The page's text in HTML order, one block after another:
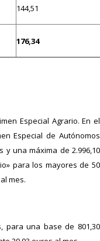
144,51
176,34
Especial Agrario. En el
Especial de Autónomos
y una máxima de 2.996,10
para los mayores de 50
mes.
para una base de 801,30